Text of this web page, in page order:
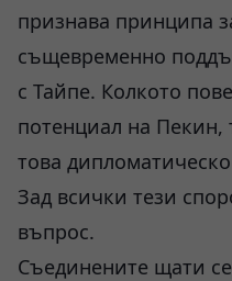
признава принципа
същевременно
с Тайпе. Колкото
потенциал на Пекин,
това
Зад всички тези
въпрос.
Съединените щати